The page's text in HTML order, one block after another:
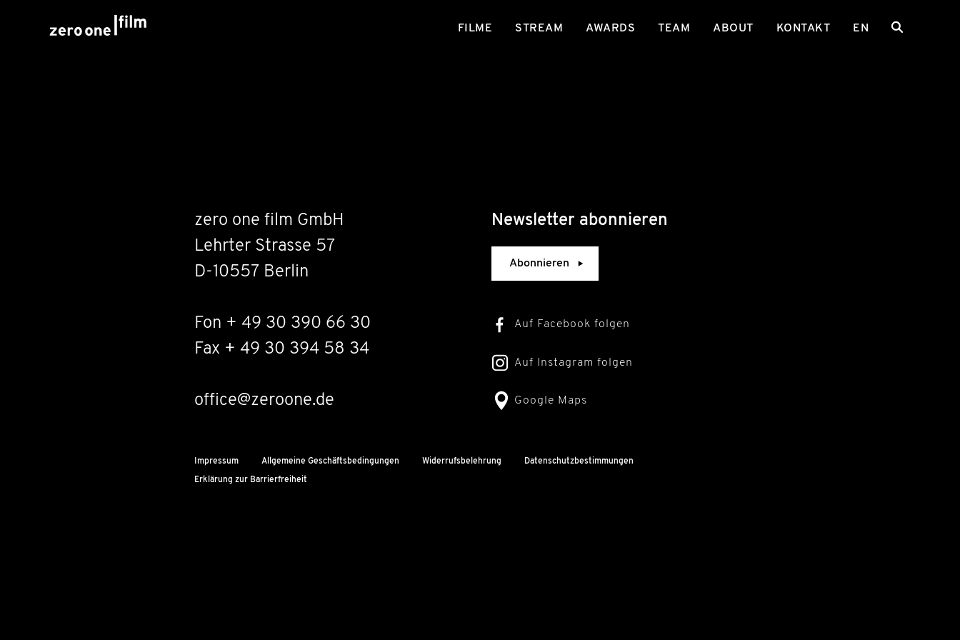
FILME STREAM AWARDS TEAM ABOUT KONTAKT EN
zero one film GmbH
Lehrter Strasse 57
D-10557 Berlin
Fon + 49 30 390 66 30
Fax + 49 30 394 58 34
office@zeroone.de
Newsletter abonnieren
Abonnieren
Auf Facebook folgen
Auf Instagram folgen
Google Maps
Impressum Allgemeine Geschäftsbedingungen Widerrufsbelehrung Datenschutzbestimmungen
Erklärung zur Barrierfreiheit